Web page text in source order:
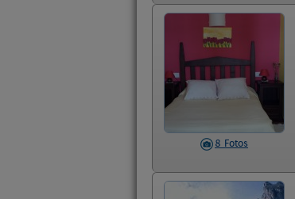
8 Fotos